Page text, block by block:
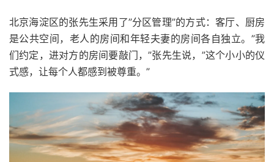
北京海淀区的张先生采用了”分区管理”的方式：客厅、厨房
是公共空间，老人的房间和年轻夫妻的房间各自独立。”我
们约定，进对方的房间要敲门，”张先生说，”这个小小的仪
式感，让每个人都感到被尊重。”